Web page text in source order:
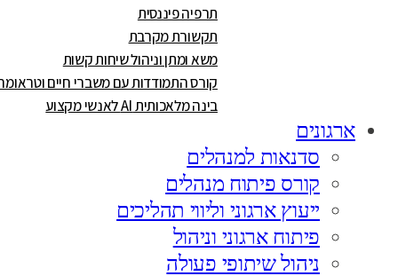
תרפיה פיננסית
תקשורת מקרבת
משא ומתן וניהול שיחות קשות
קורס התמודדות עם משברי חיים
בינה מלאכותית AI לאנשי מקצוע
ארגונים
סדנאות למנהלים
קורס פיתוח מנהלים
ייעוץ ארגוני וליווי תהליכים
פיתוח ארגוני וניהול
ניהול שיתופי פעולה